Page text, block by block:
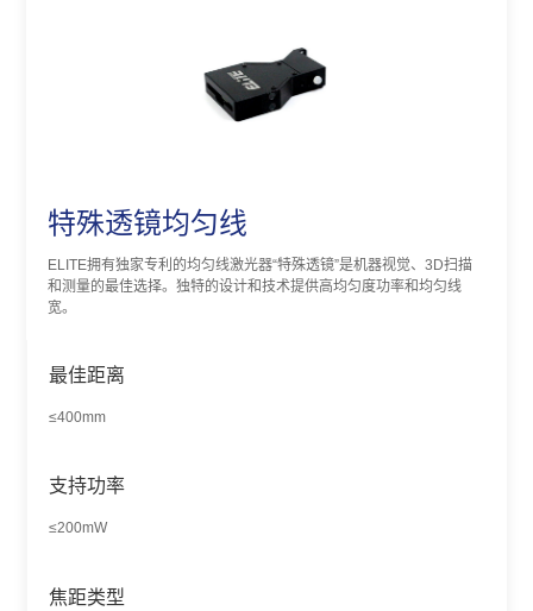
特殊透镜均匀线
ELITE拥有独家专利的均匀线激光器“特殊透镜”是机器视觉、3D扫描
和测量的最佳选择。独特的设计和技术提供高均匀度功率和均匀线
宽。
最佳距离
≤400mm
支持功率
≤200mW
焦距类型